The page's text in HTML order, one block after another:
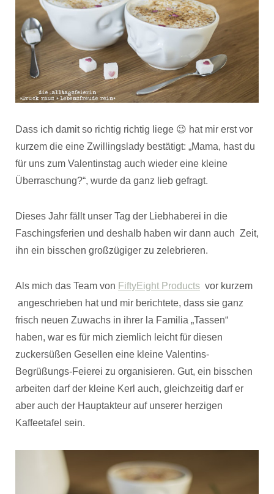
Dass ich damit so richtig richtig liege 😉 hat mir erst vor
kurzem die eine Zwillingslady bestätigt: „Mama, hast du
für uns zum Valentinstag auch wieder eine kleine
Überraschung?“, wurde da ganz lieb gefragt.
Dieses Jahr fällt unser Tag der Liebhaberei in die
Faschingsferien und deshalb haben wir dann auch Zeit,
ihn ein bisschen großzügiger zu zelebrieren.
Als mich das Team von FiftyEight Products vor kurzem
angeschrieben hat und mir berichtete, dass sie ganz
frisch neuen Zuwachs in ihrer la Familia „Tassen“
haben, war es für mich ziemlich leicht für diesen
zuckersüßen Gesellen eine kleine Valentins-
Begrüßungs-Feierei zu organisieren. Gut, ein bisschen
arbeiten darf der kleine Kerl auch, gleichzeitig darf er
aber auch der Hauptakteur auf unserer herzigen
Kaffeetafel sein.